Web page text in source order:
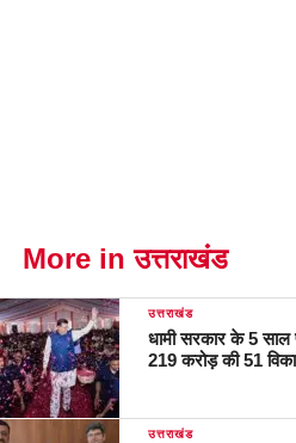
More in उत्तराखंड
उत्तराखंड
धामी सरकार के 5
219 करोड़ की 51
उत्तराखंड